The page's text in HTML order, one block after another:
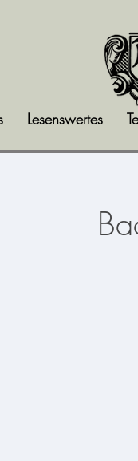
Lesenswertes